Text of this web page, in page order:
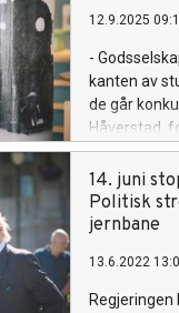
12.9.2025
-
kanten av
de går
Håverstad,
Stende,
14. juni
Politisk
jernbane
13.6.2022